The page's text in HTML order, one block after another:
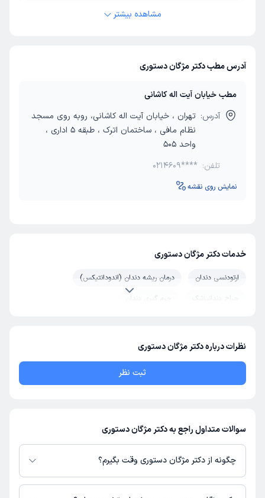
مشاهده بیشتر
آدرس مطب دکتر مژگان دستوری
مطب خیابان آیت اله کاشانی
آدرس: تهران ، خیابان آیت اله کاشانی، روبه روی مسجد
نظام مافی ، ساختمان اترک ، طبقه 5 اداری ،
واحد 505
تلفن: 0214609****
نمایش روی نقشه
خدمات دکتر مژگان دستوری
ارتودنسی دندان
درمان ریشه دندان (اندودانتیکس)
جراح دندانپزشک
جرم گیری دندان
نظرات درباره دکتر مژگان دستوری
ثبت نظر
سوالات متداول راجع به دکتر مژگان دستوری
چگونه از دکتر مژگان دستوری وقت بگیرم؟
در صورتی کهدکتر مژگان دستوریدارای پروفایل فعال و نوبت‌دهی باز در پلتفرم